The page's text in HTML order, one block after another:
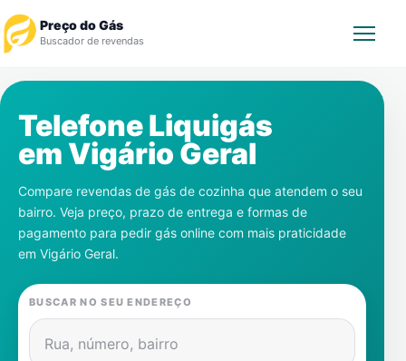
Preço do Gás
Buscador de revendas
Revendedor
Notícias
Cadastre-se
Gás
Contatos
Telefone Liquigás
em Vigário Geral
Compare revendas de gás de cozinha que atendem o seu
bairro. Veja preço, prazo de entrega e formas de
pagamento para pedir gás online com mais praticidade
em Vigário Geral.
BUSCAR NO SEU ENDEREÇO
Rua, número, bairro